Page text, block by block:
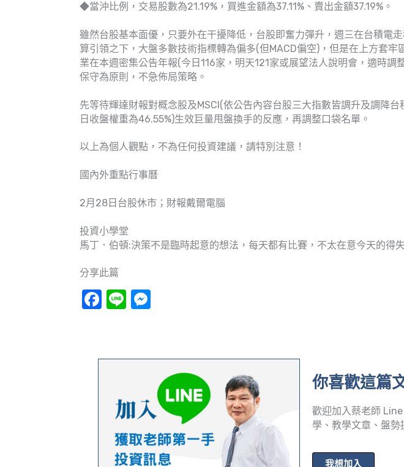
◆當沖比例，交易股數為21.19%，買進金額為37.11%、賣出金額37.19%。
雖然台股基本面優，只要外在干擾降低，台股即奮力彈升，週三在台積電
算引領之下，大盤多數技術指標轉為偏多(但MACD偏空)，但是在上方套牢
業在本週密集公告年報(今日116家，明天121家或展望法人說明會，適時調
保守為原則，不急佈局策略。
先等待輝達財報對概念股及MSCI(依公告內容台股三大指數皆調升及調降
日收盤權重為46.55%)生效巨量甩盤換手的反應，再調整口袋名單。
以上為個人觀點，不為任何投資建議，請特別注意！
國內外重點行事曆
2月28日台股休市；財報戴爾電腦
投資小學堂
馬丁．伯頓:決策不是臨時起意的想法，每天都有比賽，不太在意今天的得
分享此篇
Facebook
Line
你喜歡這篇
歡迎加入蔡老師
學、教學文章、盤勢
我想加入